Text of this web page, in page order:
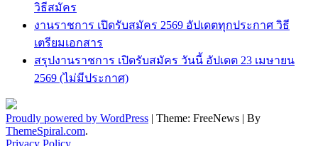
วิธีสมัคร
งานราชการ เปิดรับสมัคร 2569 อัปเดตทุกประกาศ วิธี
เตรียมเอกสาร
สรุปงานราชการ เปิดรับสมัคร วันนี้ อัปเดต 23 เมษายน
2569 (ไม่มีประกาศ)
Proudly powered by WordPress | Theme: FreeNews | By
ThemeSpiral.com.
Privacy Policy